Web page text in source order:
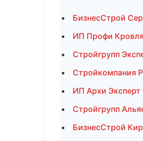
БизнесСтрой
ИП Профи
Стройгрупп
Стройкомпания
ИП Архи
Стройгрупп
БизнесСтрой